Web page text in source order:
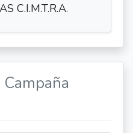
C.I.M.T.R.A.